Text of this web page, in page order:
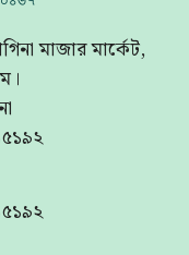
মাজার মার্কেট,